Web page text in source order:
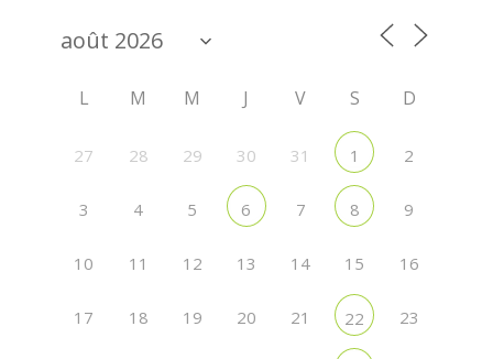
L M M J V S D
27 28 29 30 31 1 2
3 4 5 6 7 8 9
10 11 12 13 14 15 16
17 18 19 20 21 22 23